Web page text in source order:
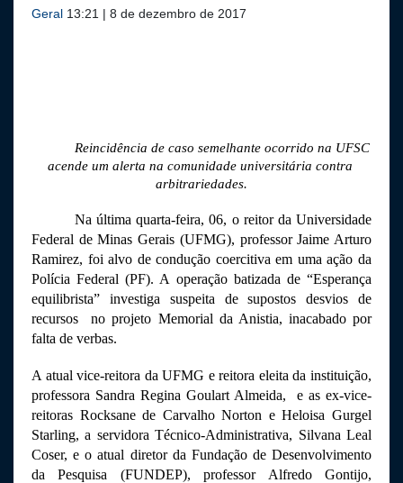
Geral 13:21 | 8 de dezembro de 2017
Reincidência de caso semelhante ocorrido na UFSC
acende um alerta na comunidade universitária contra
arbitrariedades.
Na última quarta-feira, 06, o reitor da Universidade
Federal de Minas Gerais (UFMG), professor Jaime Arturo
Ramirez, foi alvo de condução coercitiva em uma ação da
Polícia Federal (PF). A operação batizada de “Esperança
equilibrista” investiga suspeita de supostos desvios de
recursos  no projeto Memorial da Anistia, inacabado por
falta de verbas.
A atual vice-reitora da UFMG e reitora eleita da instituição,
professora Sandra Regina Goulart Almeida,  e as ex-vice-
reitoras Rocksane de Carvalho Norton e Heloisa Gurgel
Starling, a servidora Técnico-Administrativa, Silvana Leal
Coser, e o atual diretor da Fundação de Desenvolvimento
da Pesquisa (FUNDEP), professor Alfredo Gontijo,